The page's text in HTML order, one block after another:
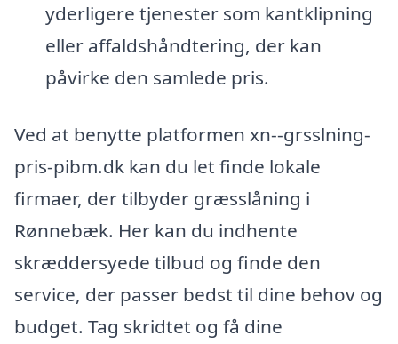
yderligere tjenester som kantklipning
eller affaldshåndtering, der kan
påvirke den samlede pris.
Ved at benytte platformen xn--grsslning-
pris-pibm.dk kan du let finde lokale
firmaer, der tilbyder græsslåning i
Rønnebæk. Her kan du indhente
skræddersyede tilbud og finde den
service, der passer bedst til dine behov og
budget. Tag skridtet og få dine